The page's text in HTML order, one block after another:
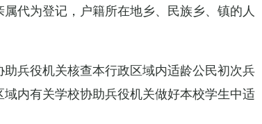
代为登记，户籍所在地乡、民族乡、镇的人
兵役机关核查本行政区域内适龄公民初次兵
内有关学校协助兵役机关做好本校学生中适